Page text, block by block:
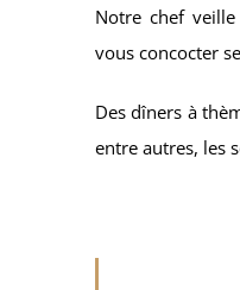
Notre chef
vous concocter
Des dîners à
entre autres, les